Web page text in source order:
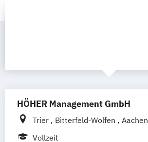
HÖHER Management GmbH
Trier Bitterfeld-Wolfen Aachen
Augsburg
Vollzeit